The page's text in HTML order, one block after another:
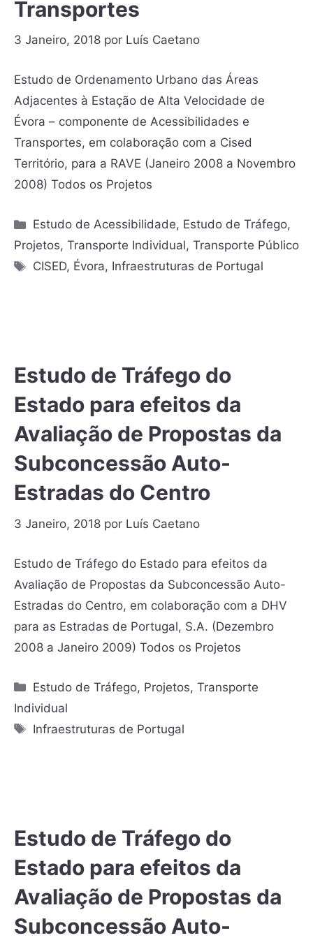
Transportes
3 Janeiro, 2018 por Luís Caetano
Estudo de Ordenamento Urbano das Áreas
Adjacentes à Estação de Alta Velocidade de
Évora – componente de Acessibilidades e
Transportes, em colaboração com a Cised
Território, para a RAVE (Janeiro 2008 a Novembro
2008) Todos os Projetos
Estudo de Acessibilidade, Estudo de Tráfego,
Projetos, Transporte Individual, Transporte Público
CISED, Évora, Infraestruturas de Portugal
Estudo de Tráfego do
Estado para efeitos da
Avaliação de Propostas da
Subconcessão Auto-
Estradas do Centro
3 Janeiro, 2018 por Luís Caetano
Estudo de Tráfego do Estado para efeitos da
Avaliação de Propostas da Subconcessão Auto-
Estradas do Centro, em colaboração com a DHV
para as Estradas de Portugal, S.A. (Dezembro
2008 a Janeiro 2009) Todos os Projetos
Estudo de Tráfego, Projetos,Transporte
Individual
Infraestruturas de Portugal
Estudo de Tráfego do
Estado para efeitos da
Avaliação de Propostas da
Subconcessão Auto-